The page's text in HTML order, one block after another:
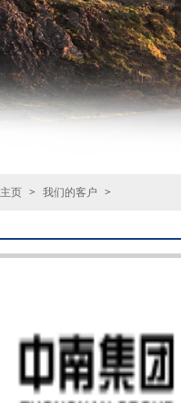
主页 > 我们的客户 >